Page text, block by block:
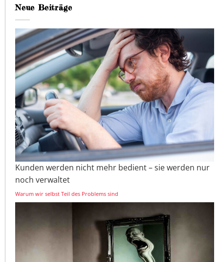
Neue Beiträge
Kunden werden nicht mehr bedient – sie werden nur
noch verwaltet
Warum wir selbst Teil des Problems sind